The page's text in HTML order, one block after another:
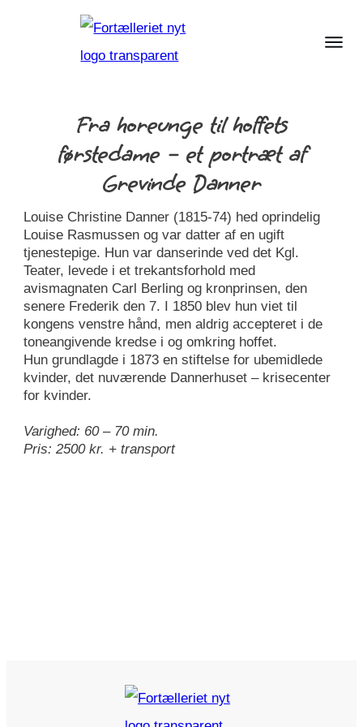
Fra horeunge til hoffets
førstedame – et portræt af
Grevinde Danner
Louise Christine Danner (1815-74) hed oprindelig
Louise Rasmussen og var datter af en ugift
tjenestepige. Hun var danserinde ved det Kgl.
Teater, levede i et trekantsforhold med
avismagnaten Carl Berling og kronprinsen, den
senere Frederik den 7. I 1850 blev hun viet til
kongens venstre hånd, men aldrig accepteret i de
toneangivende kredse i og omkring hoffet.
Hun grundlagde i 1873 en stiftelse for ubemidlede
kvinder, det nuværende Dannerhuset – krisecenter
for kvinder.
Varighed: 60 – 70 min.
Pris: 2500 kr. + transport